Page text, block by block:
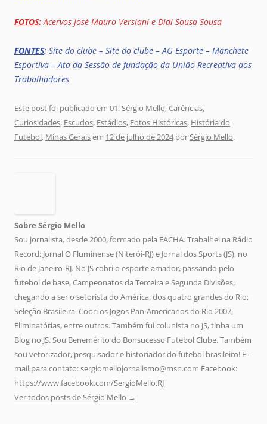
FOTOS:Acervos José Mauro Versiani e Didi Sousa Sousa
FONTES: Site do clube – Site do clube – AG Esporte – Manchete
Esportiva –Ata da Sessão de fundação da União Recreativa dos
Trabalhadores
Este post foi publicado em 01. Sérgio Mello,Carências,
Curiosidades, Escudos, Estádios, Fotos Históricas, História do
Futebol, Minas Geraisem 12 de julho de 2024porSérgio Mello.
Sobre Sérgio Mello
Sou jornalista, desde 2000, formado pela FACHA. Trabalhei na Rádio
Record; Jornal O Fluminense (Niterói-RJ) e Jornal dos Sports (JS), no
Rio de Janeiro-RJ. No JS cobri o esporte amador, passando pelo
futebol de base, Campeonatos da Terceira e Segunda Divisões,
chegando a ser o setorista do América, dos quatro grandes do Rio,
Seleção Brasileira. Cobri os Jogos Pan-Americanos do Rio 2007,
Eliminatórias, entre outros. Também fui colunista no JS, tinha um
Blog no JS. Sou Benemérito do Bonsucesso Futebol Clube. Também
sou vetorizador, pesquisador e historiador do futebol brasileiro! E-
mail para contato: sergiomellojornalismo@msn.com Facebook:
https://www.facebook.com/SergioMello.RJ
Ver todos posts de Sérgio Mello →